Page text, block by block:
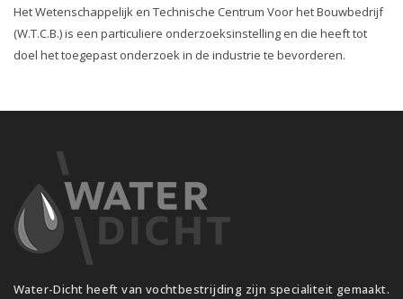
Het Wetenschappelijk en Technische Centrum Voor het Bouwbedrijf
(W.T.C.B.) is een particuliere onderzoeksinstelling en die heeft tot
doel het toegepast onderzoek in de industrie te bevorderen.
Water-Dicht heeft van vochtbestrijding zijn specialiteit gemaakt.